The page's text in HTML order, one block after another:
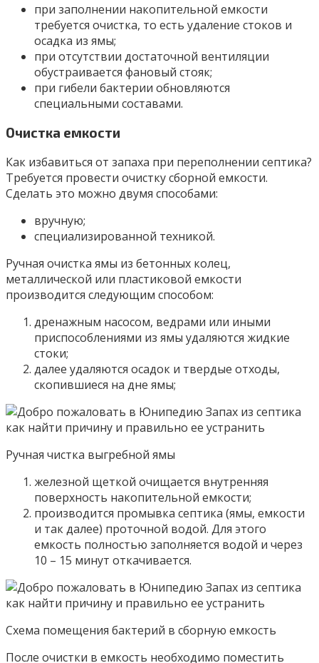
при заполнении накопительной емкости
требуется очистка, то есть удаление стоков и
осадка из ямы;
при отсутствии достаточной вентиляции
обустраивается фановый стояк;
при гибели бактерии обновляются
специальными составами.
Очистка емкости
Как избавиться от запаха при переполнении септика?
Требуется провести очистку сборной емкости.
Сделать это можно двумя способами:
вручную;
специализированной техникой.
Ручная очистка ямы из бетонных колец,
металлической или пластиковой емкости
производится следующим способом:
дренажным насосом, ведрами или иными
приспособлениями из ямы удаляются жидкие
стоки;
далее удаляются осадок и твердые отходы,
скопившиеся на дне ямы;
Ручная чистка выгребной ямы
железной щеткой очищается внутренняя
поверхность накопительной емкости;
производится промывка септика (ямы, емкости
и так далее) проточной водой. Для этого
емкость полностью заполняется водой и через
10 – 15 минут откачивается.
Схема помещения бактерий в сборную емкость
После очистки в емкость необходимо поместить